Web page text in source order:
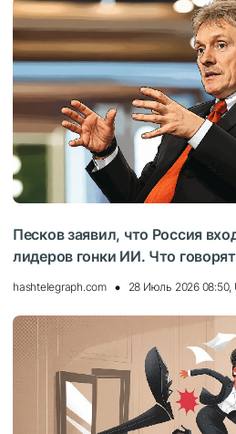
Песков заявил, что Россия
лидеров гонки ИИ. Что
hashtelegraph.com 28 Июль 2026 08:50,